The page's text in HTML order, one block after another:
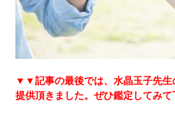
▼▼記事の最後では、水晶玉子先生
提供頂きました。ぜひ鑑定してみ